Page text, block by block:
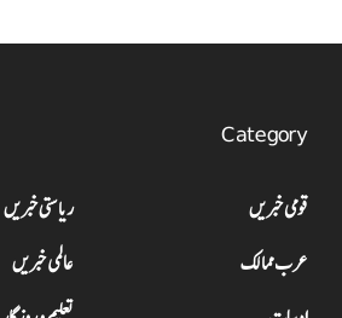
Category
قومی خبریں
ریاستی خبریں
عرب ممالک
عالمی خبریں